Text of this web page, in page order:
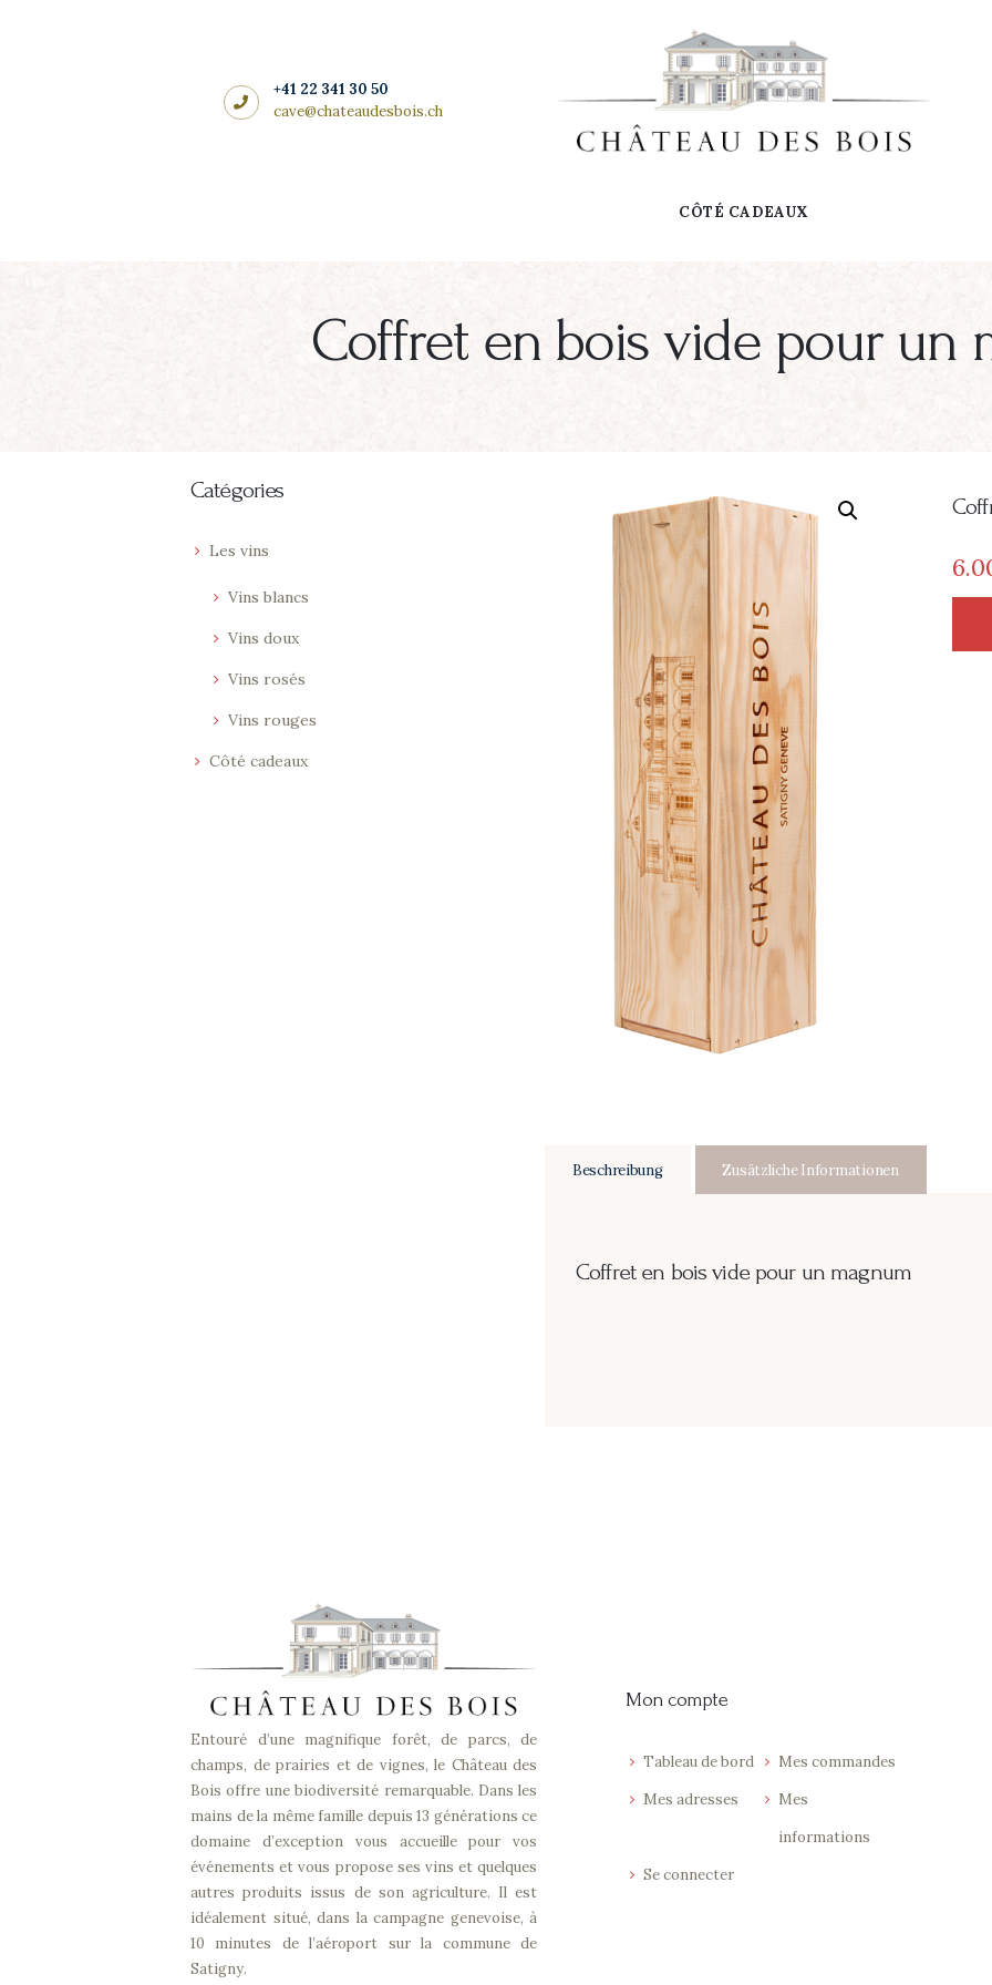
+41 22 341 30 50
cave@chateaudesbois.ch
CÔTÉ CADEAUX
Coffret en bois vide pour un
CHÂTEAU DES BOIS
6
Beschreibung Zusätzliche Informationen
Coffret en bois vide pour un magnum
Catégories
Les vins
Vins blancs
Vins doux
Vins rosés
Vins rouges
Côté cadeaux
Entouré d’une magnifique forêt, de parcs, de
champs, de prairies et de vignes, le Château des
Bois offre une biodiversité remarquable. Dans les
mains de la même famille depuis 13 générations ce
domaine d’exception vous accueille pour vos
événements et vous propose ses vins et quelques
autres produits issus de son agriculture. Il est
idéalement situé, dans la campagne genevoise, à
10 minutes de l’aéroport sur la commune de
Satigny.
Mon compte
Tableau de bord
Mes commandes
Mes adresses
Mes
informations
Se connecter